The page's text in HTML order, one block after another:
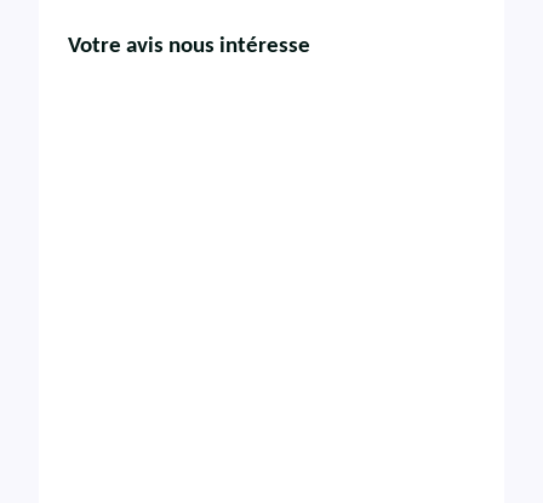
Votre avis nous intéresse